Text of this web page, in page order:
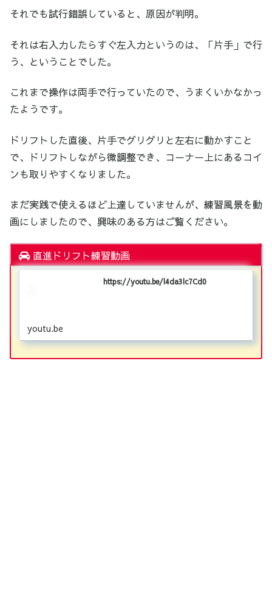
それでも試行錯誤していると、原因が判明。
それは右入力したらすぐ左入力というのは、「片手」で行
う、ということでした。
これまで操作は両手で行っていたので、うまくいかなかっ
たようです。
ドリフトした直後、片手でグリグリと左右に動かすこと
で、ドリフトしながら微調整でき、コーナー上にあるコイ
ンも取りやすくなりました。
まだ実践で使えるほど上達していませんが、練習風景を動
画にしましたので、興味のある方はご覧ください。
直進ドリフト練習動画
https://youtu.be/l4da3lc7Cd0
youtu.be